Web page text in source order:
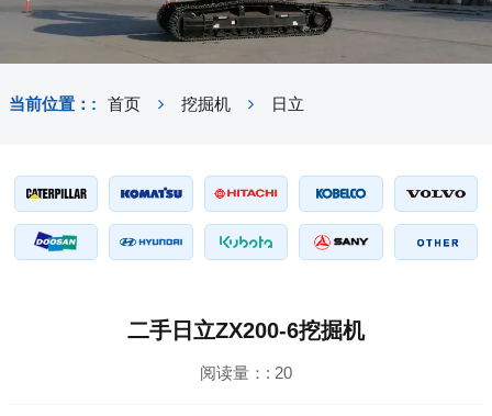
当前位置：: 首页 挖掘机 日立
二手日立ZX200-6挖掘机
阅读量：: 20